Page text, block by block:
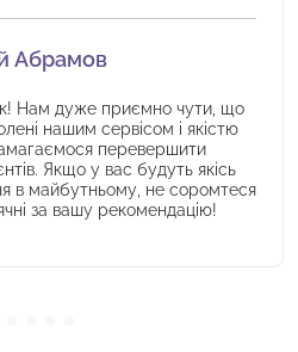
Абрамов
Нам дуже приємно чути, що
нашим сервісом і якістю
перевершити
Якщо у вас будуть якісь
в майбутньому, не соромтеся
за вашу рекомендацію!